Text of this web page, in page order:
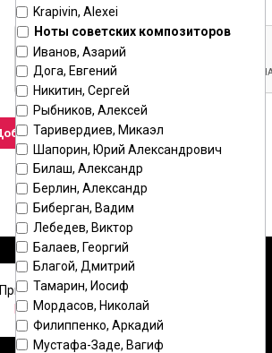
Krapivin, Alexei
Ноты советских композиторов
Иванов, Азарий
Дога, Евгений
Никитин, Сергей
Рыбников, Алексей
Таривердиев, Микаэл
Шапорин, Юрий Александрович
Билаш, Александр
Берлин, Александр
Биберган, Вадим
Лебедев, Виктор
Балаев, Георгий
Благой, Дмитрий
Тамарин, Иосиф
Мордасов, Николай
Филиппенко, Аркадий
Мустафа-Заде, Вагиф
Приветствую Вас,Гость
Регистрация| Вход